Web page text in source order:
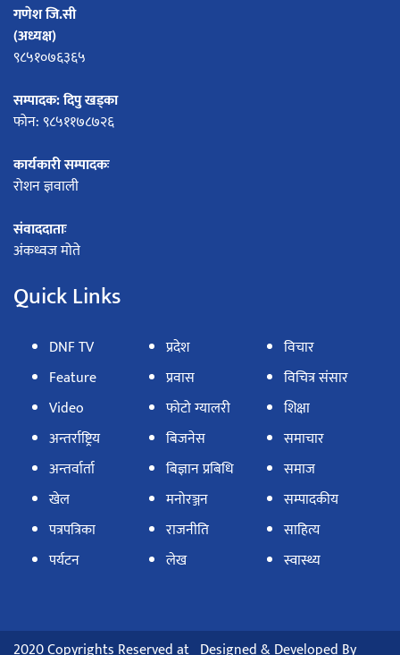
गणेश जि.सी
(अध्यक्ष)
९८५१०७६३६५
सम्पादक: दिपु खड्का
फोन: ९८५११७८७२६
कार्यकारी सम्पादकः
रोशन ज्ञवाली
संवाददाताः
अंकध्वज मोते
Quick Links
DNF TV
Feature
Video
अन्तर्राष्ट्रिय
अन्तर्वार्ता
खेल
पत्रपत्रिका
पर्यटन
प्रदेश
प्रवास
फोटो ग्यालरी
बिजनेस
बिज्ञान प्रबिधि
मनोरञ्जन
राजनीति
लेख
विचार
विचित्र संसार
शिक्षा
समाचार
समाज
सम्पादकीय
साहित्य
स्वास्थ्य
2020 Copyrights Reserved at Designed & Developed By